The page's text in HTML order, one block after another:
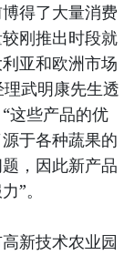
得了大量消费
刚推出时段就
亚和欧洲市场
武明康先生透
这些产品的优
于各种蔬果的
，因此新产品
”。
新技术农业园